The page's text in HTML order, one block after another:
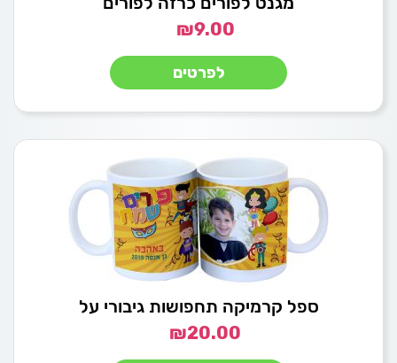
₪9.00
לפרטים
ספל קרמיקה תחפושות גיבורי על
₪20.00